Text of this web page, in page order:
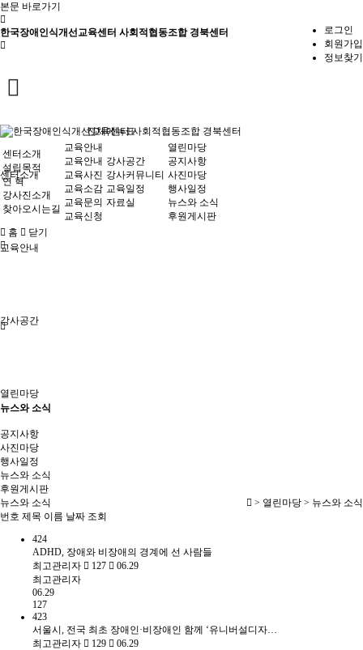
본문 바로가기
로그인
회원가입
정보찾기
한국장애인식개선교육센터 사회적협동조합 경북센터
센터소개
교육안내
강사공간
열린마당
전체메뉴표
센터소개
설립목적
연 혁
강사진소개
찾아오시는길
교육안내
교육안내
교육사진
교육소감
교육문의
교육신청
강사공간
강사커뮤니티
교육일정
자료실
열린마당
공지사항
사진마당
행사일정
뉴스와 소식
후원게시판
홈
닫기
뉴스와 소식
공지사항
사진마당
행사일정
뉴스와 소식
후원게시판
> 열린마당 > 뉴스와 소식
뉴스와 소식
번호 제목 이름 날짜 조회
424
ADHD, 장애와 비장애의 경계에 선 사람들
최고관리자
127
06.29
최고관리자
06.29
127
423
서울시, 전국 최초 장애인·비장애인 함께 ‘유니버설디자…
최고관리자
129
06.29